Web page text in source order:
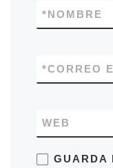
NOMBRE
*
CORREO
*
WEB
GUARDA